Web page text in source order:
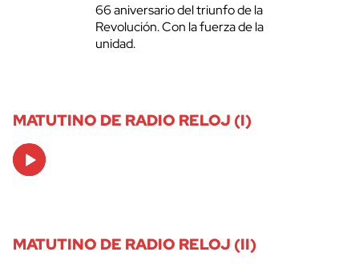
66 aniversario del triunfo de la
Revolución. Con la fuerza de la
unidad.
MATUTINO DE RADIO RELOJ (I)
Audio
Player
MATUTINO DE RADIO RELOJ (II)